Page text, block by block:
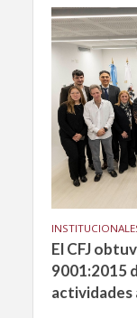
El CFJ
9001:2015
actividades